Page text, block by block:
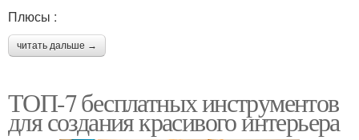
Плюсы :
читать дальше →
ТОП-7 бесплатных инструментов
для создания красивого интерьера